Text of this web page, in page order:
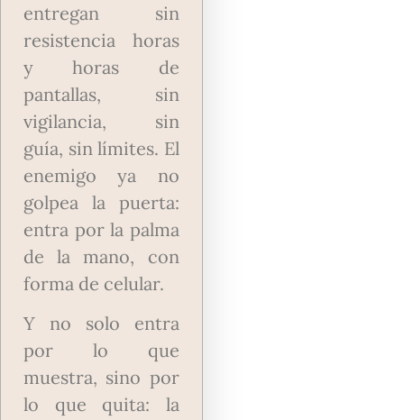
entregan sin
resistencia horas
y horas de
pantallas, sin
vigilancia, sin
guía, sin límites. El
enemigo ya no
golpea la puerta:
entra por la palma
de la mano, con
forma de celular.
Y no solo entra
por lo que
muestra, sino por
lo que quita: la